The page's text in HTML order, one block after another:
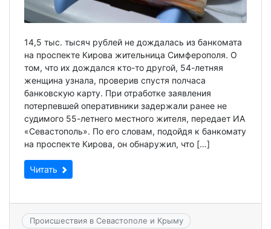
14,5 тыс. тысяч рублей не дождалась из банкомата
на проспекте Кирова жительница Симферополя. О
том, что их дождался кто-то другой, 54-летняя
женщина узнала, проверив спустя полчаса
банковскую карту. При отработке заявления
потерпевшей оперативники задержали ранее не
судимого 55-летнего местного жителя, передает ИА
«Севастополь». По его словам, подойдя к банкомату
на проспекте Кирова, он обнаружил, что […]
Читать
Происшествия в Севастополе и Крыму